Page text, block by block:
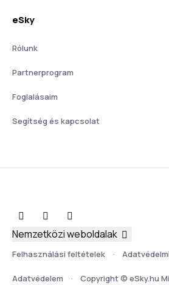
eSky
Rólunk
Partnerprogram
Foglalásaim
Segítség és kapcsolat
Felhasználási feltételek
Adatvédelem Copyright © eSky.hu
Nemzetközi weboldalak